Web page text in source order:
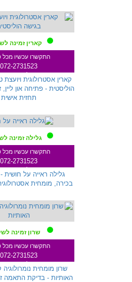
קארין זמינה
התקשרו עכשיו מכל
072-2731523
שלוחה 271
קארין אסטרולוגית
הוליסטית - פתיחה און ליין,
תחזית אישית
גלילה זמינה
התקשרו עכשיו מכל
072-2731523
שלוחה 712
גלילה ראייה על
בכירה, מומחית אסטרולוגיה
שרון זמינה
התקשרו עכשיו מכל
072-2731523
שלוחה 233
שרון מומחית נומרולוגיה
האותיות - בדיקת התאמה